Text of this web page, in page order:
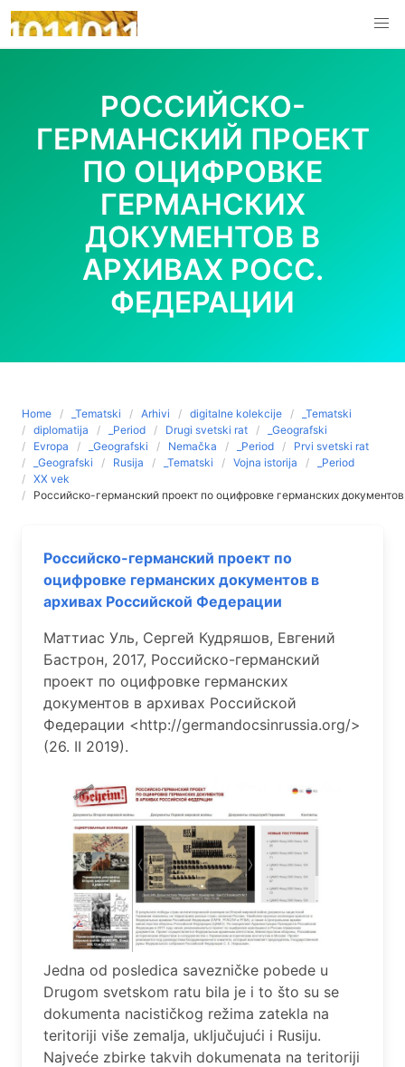
Skip
to
content
РОССИЙСКО-
ГЕРМАНСКИЙ ПРОЕКТ
ПО ОЦИФРОВКЕ
ГЕРМАНСКИХ
ДОКУМЕНТОВ В
АРХИВАХ РОСС.
ФЕДЕРАЦИИ
Home _Tematski Arhivi digitalne kolekcije
_Tematski
diplomatija
_Period Drugi svetski rat
_Geografski
Evropa
_Geografski Nemačka _Period
Prvi svetski rat
_Geografski
Rusija _Tematski Vojna istorija
_Period
XX vek
Российско-германский проект по оцифровке германских
Российско-германский проект по
оцифровке германских документов в
архивах Российской Федерации
Маттиас Уль, Сергей Кудряшов, Евгений
Бастрон, 2017, Российско-германский
проект по оцифровке германских
документов в архивах Российской
Федерации <http://germandocsinrussia.org/>
(26. II 2019).
Jedna od posledica savezničke pobede u
Drugom svetskom ratu bila je i to što su se
dokumenta nacističkog režima zatekla na
teritoriji više zemalja, uključujući i Rusiju.
Najveće zbirke takvih dokumenata na teritoriji